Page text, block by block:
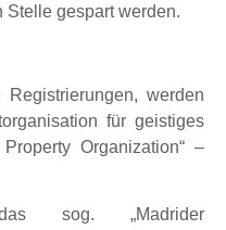
Stelle gespart werden.
Registrierungen, werden
für geistiges
Organization“ –
sog. „Madrider